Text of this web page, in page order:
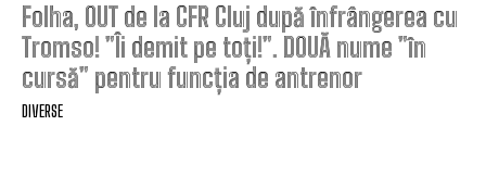
Folha, OUT de la CFR Cluj după înfrângerea cu
Tromso! ”Îi demit pe toți!”. DOUĂ nume ”în
cursă” pentru funcția de antrenor
DIVERSE